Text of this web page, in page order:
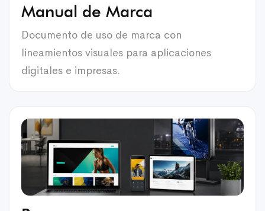
Manual de Marca
Documento de uso de marca con
lineamientos visuales para aplicaciones
digitales e impresas.